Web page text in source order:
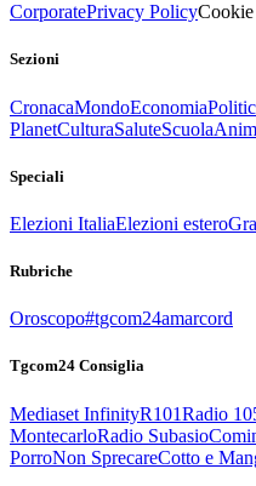
CorporatePrivacy Policy
Sezioni
CronacaMondoEconomia
PlanetCulturaSaluteScuola
Speciali
Elezioni ItaliaElezioni estero
Rubriche
Oroscopo#tgcom24amarcord
Tgcom24 Consiglia
Mediaset InfinityR101Radio
MontecarloRadio Subasio
PorroNon SprecareCotto e